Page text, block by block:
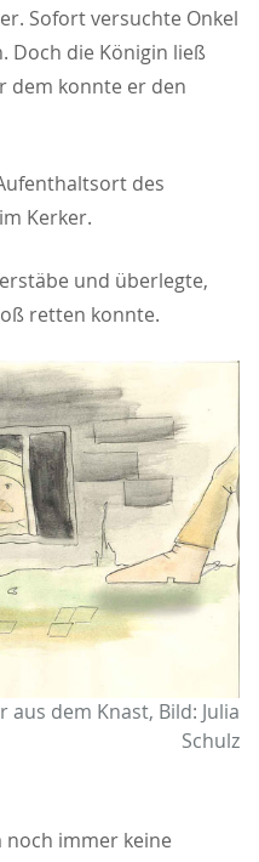
Sofort versuchte Onkel
Doch die Königin ließ
dem konnte er den
des
Kerker.
und überlegte,
retten konnte.
dem Knast, Bild: Julia
Schulz
noch immer keine